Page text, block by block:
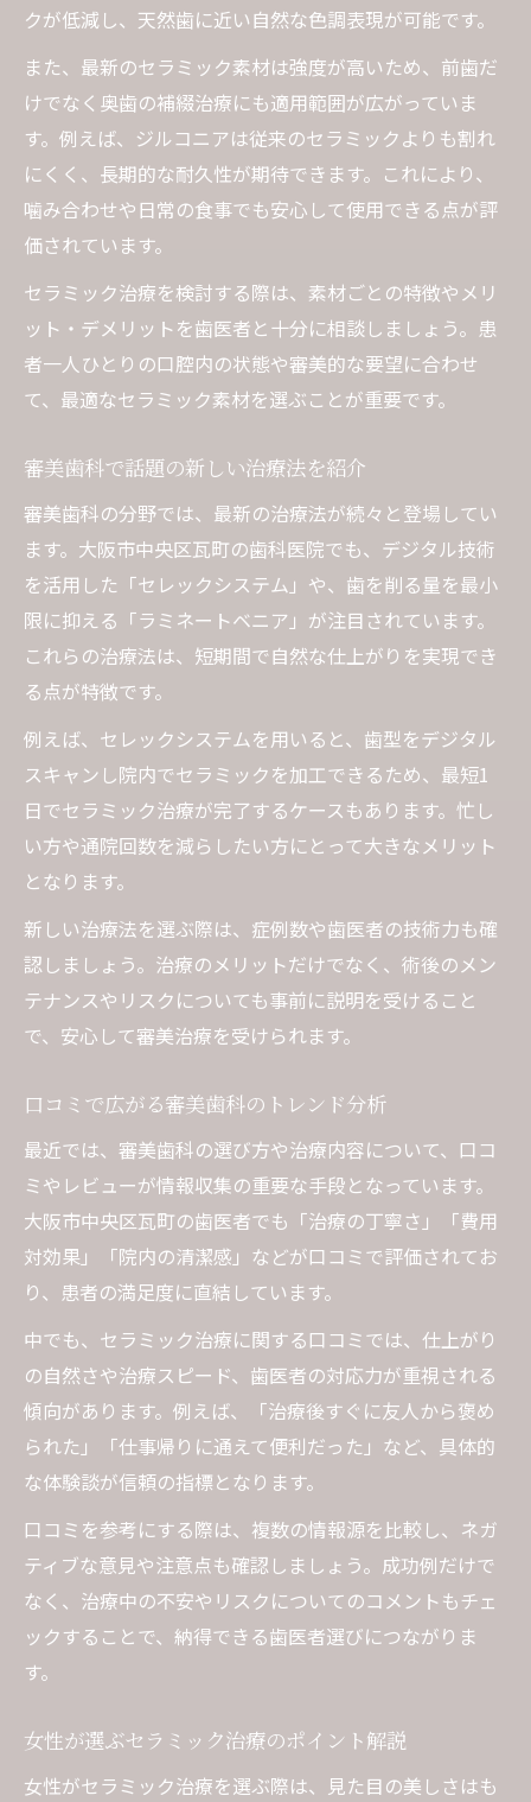
クが低減し、天然歯に近い自然な色調表現が可能です。
また、最新のセラミック素材は強度が高いため、前歯だ
けでなく奥歯の補綴治療にも適用範囲が広がっていま
す。例えば、ジルコニアは従来のセラミックよりも割れ
にくく、長期的な耐久性が期待できます。これにより、
噛み合わせや日常の食事でも安心して使用できる点が評
価されています。
セラミック治療を検討する際は、素材ごとの特徴やメリ
ット・デメリットを歯医者と十分に相談しましょう。患
者一人ひとりの口腔内の状態や審美的な要望に合わせ
て、最適なセラミック素材を選ぶことが重要です。
審美歯科で話題の新しい治療法を紹介
審美歯科の分野では、最新の治療法が続々と登場してい
ます。大阪市中央区瓦町の歯科医院でも、デジタル技術
を活用した「セレックシステム」や、歯を削る量を最小
限に抑える「ラミネートベニア」が注目されています。
これらの治療法は、短期間で自然な仕上がりを実現でき
る点が特徴です。
例えば、セレックシステムを用いると、歯型をデジタル
スキャンし院内でセラミックを加工できるため、最短1
日でセラミック治療が完了するケースもあります。忙し
い方や通院回数を減らしたい方にとって大きなメリット
となります。
新しい治療法を選ぶ際は、症例数や歯医者の技術力も確
認しましょう。治療のメリットだけでなく、術後のメン
テナンスやリスクについても事前に説明を受けること
で、安心して審美治療を受けられます。
口コミで広がる審美歯科のトレンド分析
最近では、審美歯科の選び方や治療内容について、口コ
ミやレビューが情報収集の重要な手段となっています。
大阪市中央区瓦町の歯医者でも「治療の丁寧さ」「費用
対効果」「院内の清潔感」などが口コミで評価されてお
り、患者の満足度に直結しています。
中でも、セラミック治療に関する口コミでは、仕上がり
の自然さや治療スピード、歯医者の対応力が重視される
傾向があります。例えば、「治療後すぐに友人から褒め
られた」「仕事帰りに通えて便利だった」など、具体的
な体験談が信頼の指標となります。
口コミを参考にする際は、複数の情報源を比較し、ネガ
ティブな意見や注意点も確認しましょう。成功例だけで
なく、治療中の不安やリスクについてのコメントもチェ
ックすることで、納得できる歯医者選びにつながりま
す。
女性が選ぶセラミック治療のポイント解説
女性がセラミック治療を選ぶ際は、見た目の美しさはも